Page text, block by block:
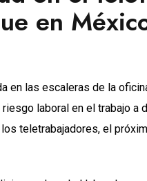
en
en las escaleras de la
laboral en el trabajo
teletrabajadores, el